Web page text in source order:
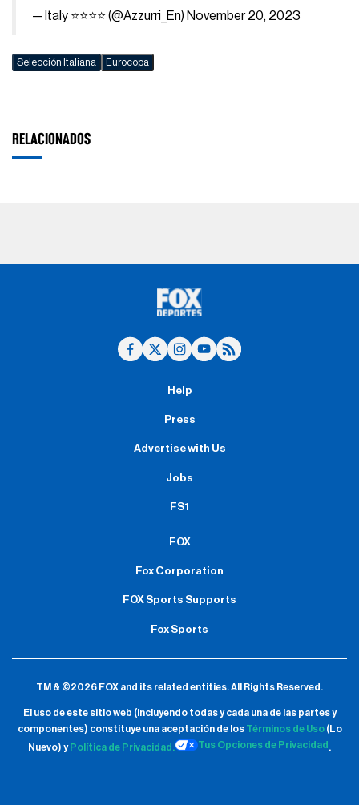
— Italy ⭐️⭐️⭐️⭐️ (@Azzurri_En) November 20, 2023
Selección Italiana Eurocopa
RELACIONADOS
Help
Press
Advertise with Us
Jobs
FS1
FOX
Fox Corporation
FOX Sports Supports
Fox Sports
TM & ©2026 FOX and its related entities.All Rights Reserved.
El uso de este sitio web (incluyendo todas y cada una de las partes y
componentes) constituye una aceptación de los Términos de Uso(Lo
Nuevo) y Política de Privacidad. Tus Opciones de Privacidad .